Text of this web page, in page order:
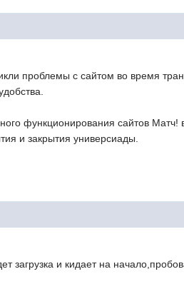
проблемы с сайтом во время
функционирования сайтов Матч!
и закрытия универсиады.
загрузка и кидает на